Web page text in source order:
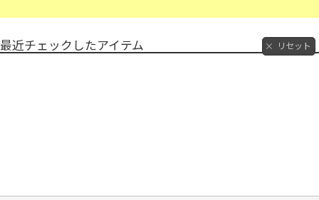
最近チェックしたアイテム リセット